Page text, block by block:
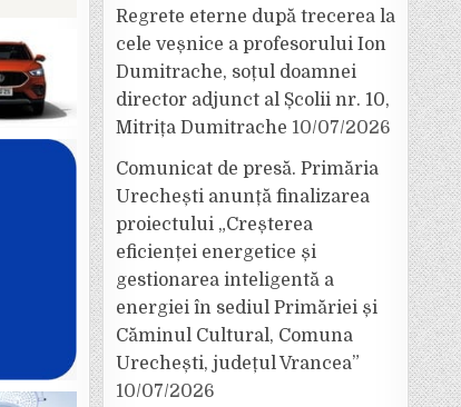
Regrete eterne după trecerea la
cele veșnice a profesorului Ion
Dumitrache, soțul doamnei
director adjunct al Școlii nr. 10,
Mitrița Dumitrache 10/07/2026
Comunicat de presă. Primăria
Urechești anunță finalizarea
proiectului „Creșterea
eficienței energetice și
gestionarea inteligentă a
energiei în sediul Primăriei și
Căminul Cultural, Comuna
Urechești, județul Vrancea”
10/07/2026